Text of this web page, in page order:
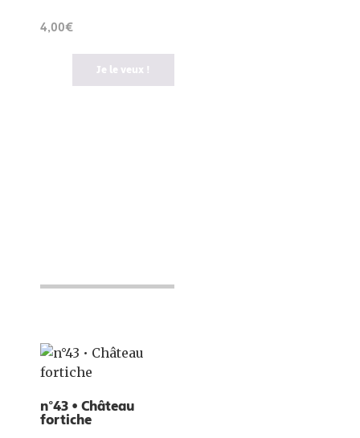
4,00€
Je le veux !
n°43 • Château
fortiche